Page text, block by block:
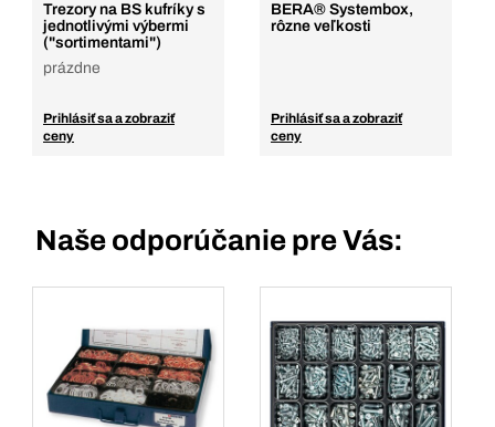
Trezory na BS kufríky s
jednotlivými výbermi
("sortimentami")
prázdne
Prihlásiť sa a zobraziť
ceny
BERA® Systembox,
rôzne veľkosti
Prihlásiť sa a zobraziť
ceny
Naše odporúčanie pre Vás: